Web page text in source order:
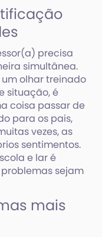
precisa
simultânea.
olhar treinado
situação, é
coisa passar de
para os pais,
vezes, as
sentimentos.
e lar é
sejam
mais